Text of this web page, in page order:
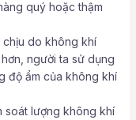
quý hoặc thậm
chịu do không khí
người ta sử dụng
độ ẩm của không khí
soát lượng không khí